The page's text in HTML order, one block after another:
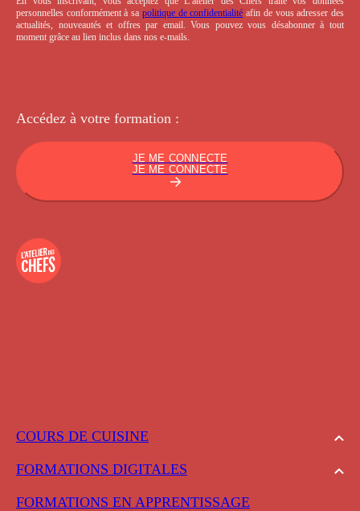
COURS DE CUISINE
FORMATIONS DIGITALES
FORMATIONS EN APPRENTISSAGE
personnelles conformément à sa politique de confidentialité afin de vous adresser des
actualités, nouveautés et offres par email. Vous pouvez vous désabonner à tout
moment grâce au lien inclus dans nos e-mails.
Accédez à votre formation :
JE ME CONNECTE
JE ME CONNECTE